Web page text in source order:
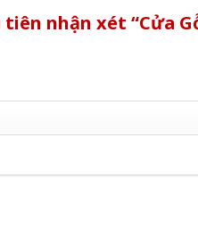
nhận xét “Cửa